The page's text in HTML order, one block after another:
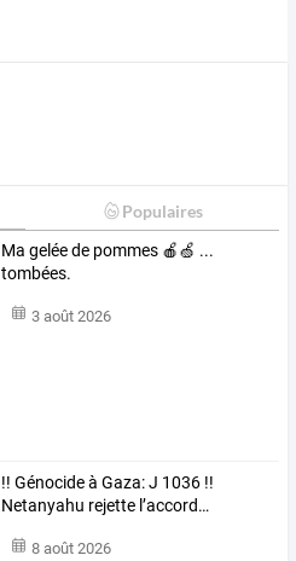
Populaires
Ma gelée de pommes 🍎🍏 ...
tombées.
3 août 2026
!! Génocideà Gaza:J 1036 !!
Netanyahu rejette l’accord…
8 août 2026